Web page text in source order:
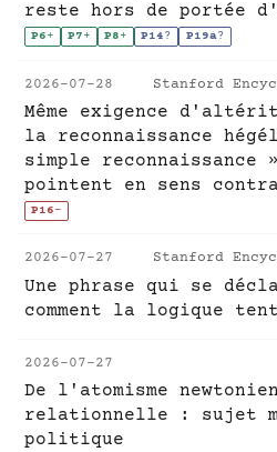
reste hors de portée
P6+ P7+ P8+ P14? P19a?
2026-07-28 Stanford
Même exigence
la reconnaissance
simple reconnaissance
pointent en sens
P16-
2026-07-27 Stanford
Une phrase qui se
comment la logique
2026-07-27
De l'atomisme
relationnelle : sujet
politique